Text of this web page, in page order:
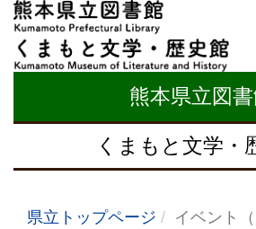
熊本県立図
くまもと文学・
県立トップページ イベント（